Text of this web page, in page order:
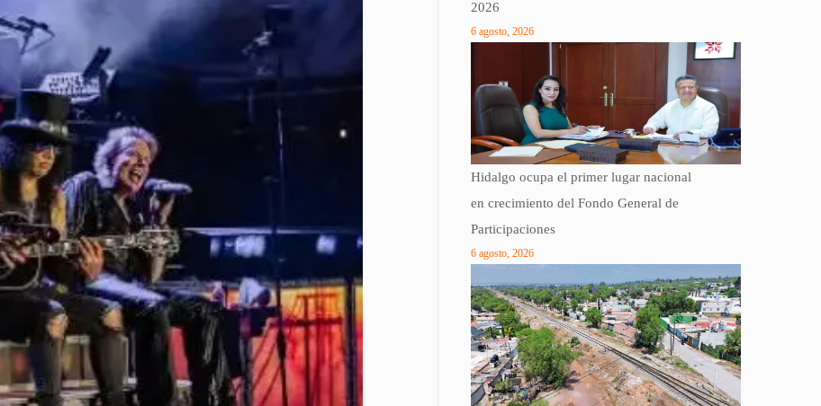
2026
6 agosto, 2026
Hidalgo ocupa el primer lugar nacional
en crecimiento del Fondo General de
Participaciones
6 agosto, 2026